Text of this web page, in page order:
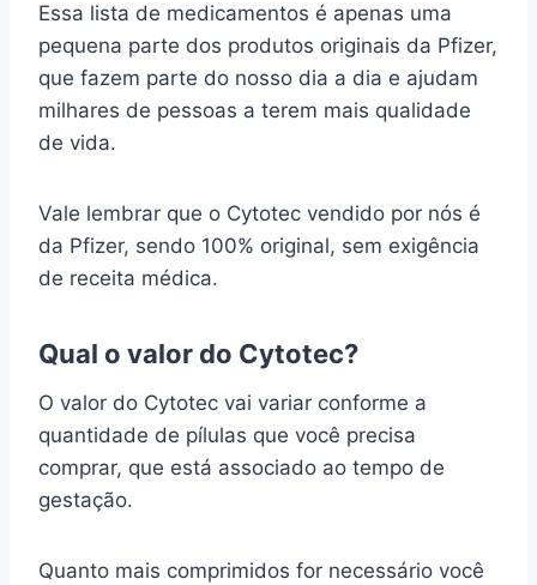
Essa lista de medicamentos é apenas uma
pequena parte dos produtos originais da Pfizer,
que fazem parte do nosso dia a dia e ajudam
milhares de pessoas a terem mais qualidade
de vida.
Vale lembrar que o Cytotec vendido por nós é
da Pfizer, sendo 100% original, sem exigência
de receita médica.
Qual o valor do Cytotec?
O valor do Cytotec vai variar conforme a
quantidade de pílulas que você precisa
comprar, que está associado ao tempo de
gestação.
Quanto mais comprimidos for necessário você